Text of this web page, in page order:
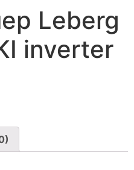
Leberg
inverter